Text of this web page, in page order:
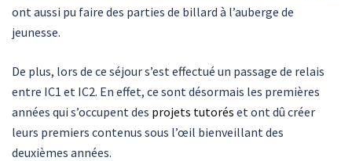
ont aussi pu faire des parties de billard à l’auberge de
jeunesse.
De plus, lors de ce séjour s’est effectué un passage de relais
entre IC1 et IC2. En effet, ce sont désormais les premières
années qui s’occupent des projets tutorés et ont dû créer
leurs premiers contenus sous l’œil bienveillant des
deuxièmes années.